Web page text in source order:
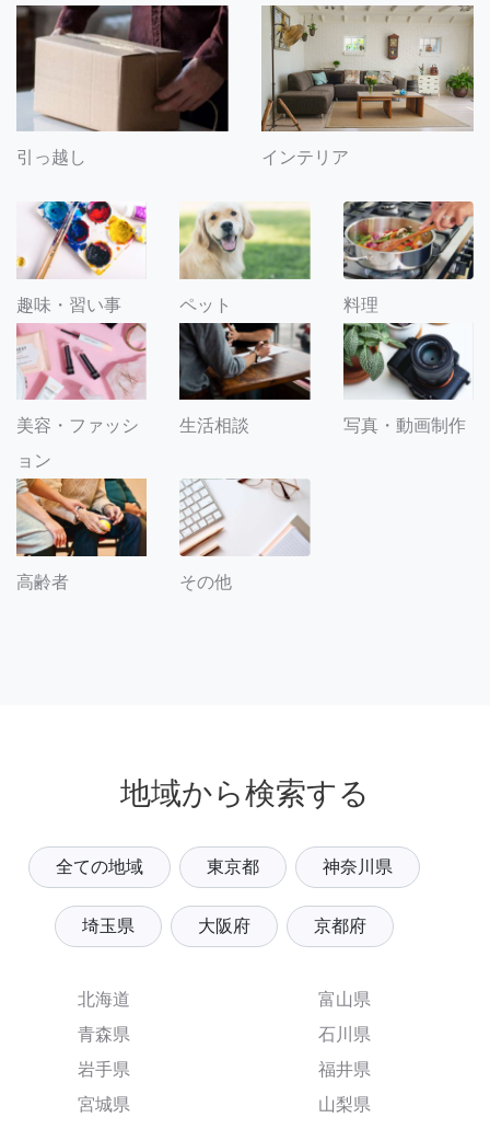
引っ越し インテリア
趣味・習い事 ペット 料理
美容・ファッシ
ョン
生活相談 写真・動画制作
高齢者 その他
地域から検索する
全ての地域 東京都 神奈川県
埼玉県 大阪府 京都府
北海道
青森県
岩手県
宮城県
富山県
石川県
福井県
山梨県